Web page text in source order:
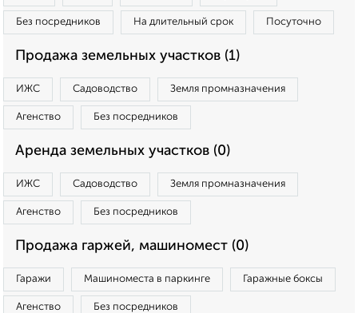
Без посредников На длительный срок Посуточно
Продажа земельных участков (1)
ИЖС Садоводство Земля промназначения
Агенство Без посредников
Аренда земельных участков (0)
ИЖС Садоводство Земля промназначения
Агенство Без посредников
Продажа гаржей, машиномест (0)
Гаражи Машиноместа в паркинге Гаражные боксы
Агенство Без посредников